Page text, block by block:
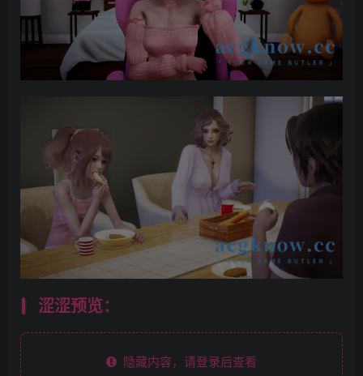
涩涩预览：
隐藏内容，请登录后查看